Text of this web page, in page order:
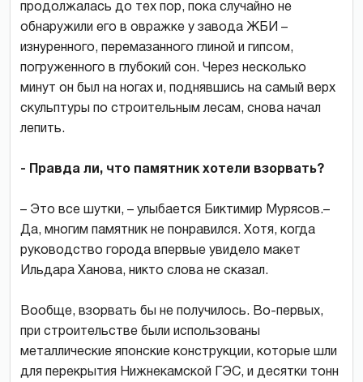
продолжалась до тех пор, пока случайно не
обнаружили его в овражке у завода ЖБИ –
изнуренного, перемазанного глиной и гипсом,
погруженного в глубокий сон. Через несколько
минут он был на ногах и, поднявшись на самый верх
скульптуры по строительным лесам, снова начал
лепить.
- Правда ли, что памятник хотели взорвать?
– Это все шутки, – улыбается Биктимир Мурясов.–
Да, многим памятник не понравился. Хотя, когда
руководство города впервые увидело макет
Ильдара Ханова, никто слова не сказал.
Вообще, взорвать бы не получилось. Во-первых,
при строительстве были использованы
металлические японские конструкции, которые шли
для перекрытия Нижнекамской ГЭС, и десятки тонн